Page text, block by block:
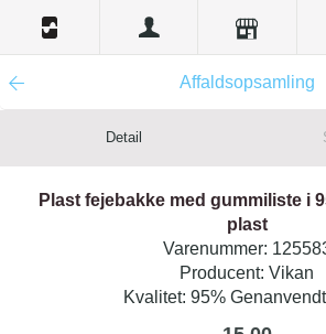
Affaldsopsamling
Detail
Plast fejebakke med gummiliste i
plast
Varenummer:
Producent: Vikan
Kvalitet: 95%